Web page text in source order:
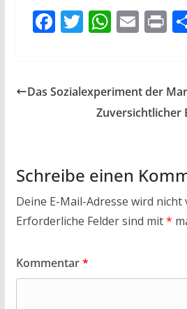
F
ac
b
T
w
er
W
h
s
A
E
m
l
in
Das Sozialexperiment der
Zuversichtlicher
Schreibe einen
Deine E-Mail-Adresse wird
Erforderliche Felder sind mit*
Kommentar*